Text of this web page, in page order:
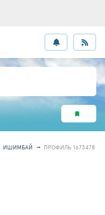
ИШИМБАЙ ПРОФИЛЬ 1673478